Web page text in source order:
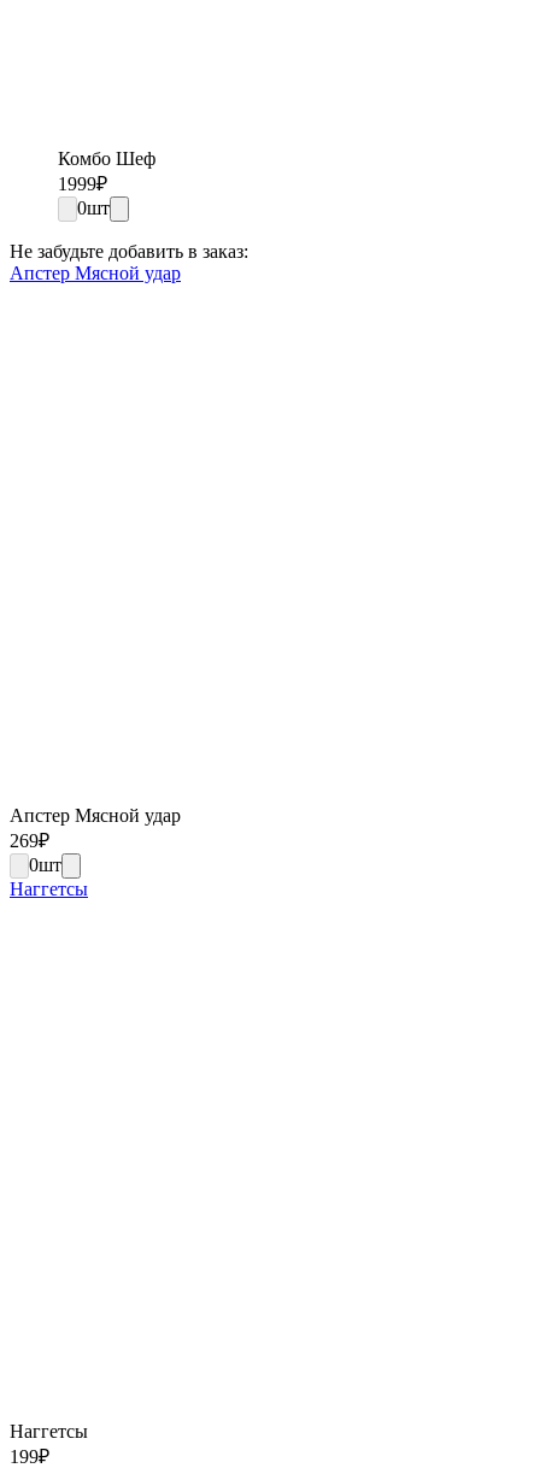
Комбо Шеф
1999₽
0шт
Не забудьте добавить в заказ:
Апстер Мясной удар
Апстер Мясной удар
269₽
0шт
Наггетсы
Наггетсы
199₽